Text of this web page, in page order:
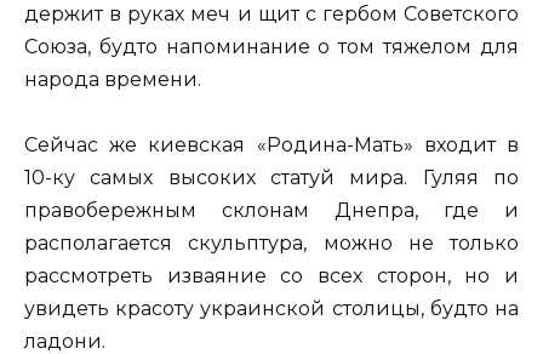
держит в руках меч и щит с гербом Советского
Союза, будто напоминание о том тяжелом для
народа времени.
Сейчас же киевская «Родина-Мать» входит в
10-ку самых высоких статуй мира. Гуляя по
правобережным склонам Днепра, где и
располагается скульптура, можно не только
рассмотреть изваяние со всех сторон, но и
увидеть красоту украинской столицы, будто на
ладони.